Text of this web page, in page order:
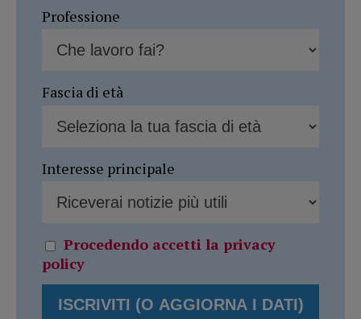
Professione
Fascia di età
Interesse principale
Procedendo accetti la privacy
policy